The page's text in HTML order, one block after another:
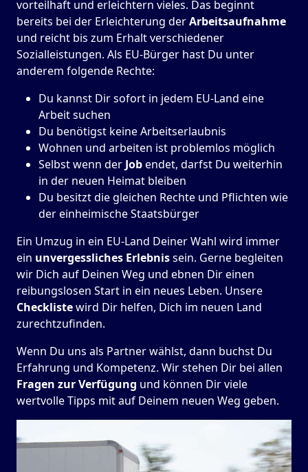
vorteilhaft und erleichtern vieles. Das beginnt
bereits bei der Erleichterung derArbeitsaufnahme
und reicht bis zum Erhalt verschiedener
Sozialleistungen. Als EU-Bürger hast Du unter
anderem folgende Rechte:
Du kannst Dir sofort in jedem EU-Land eine
Arbeit suchen
Du benötigst keine Arbeitserlaubnis
Wohnen und arbeiten ist problemlos möglich
Selbst wenn der Jobendet, darfst Du weiterhin
in der neuen Heimat bleiben
Du besitzt die gleichen Rechte und Pflichten wie
der einheimische Staatsbürger
Ein Umzug in ein EU-Land Deiner Wahl wird immer
ein unvergessliches Erlebnissein. Gerne begleiten
wir Dich auf Deinen Weg und ebnen Dir einen
reibungslosen Start in ein neues Leben. Unsere
Checklistewird Dir helfen, Dich im neuen Land
zurechtzufinden.
Wenn Du uns als Partner wählst, dann buchst Du
Erfahrung und Kompetenz. Wir stehen Dir bei allen
Fragen zur Verfügung und können Dir viele
wertvolle Tipps mit auf Deinem neuen Weg geben.